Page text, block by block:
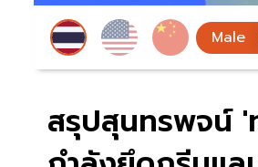
สรุปสุนทรพจน์ '